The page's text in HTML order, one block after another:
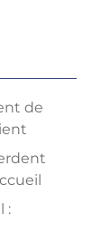
de
: